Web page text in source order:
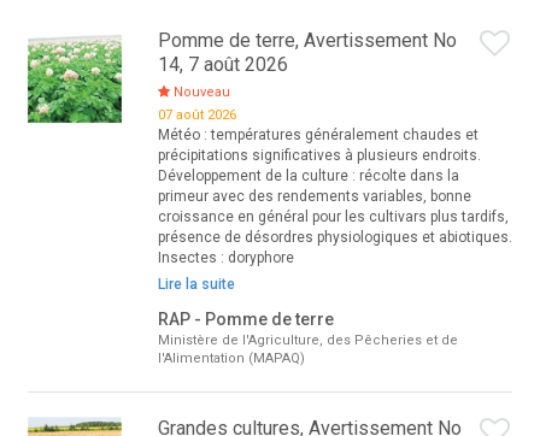
Pomme de terre, Avertissement No
14, 7 août 2026
Nouveau
07 août 2026
Météo : températures généralement chaudes et
précipitations significatives à plusieurs endroits.
Développement de la culture : récolte dans la
primeur avec des rendements variables, bonne
croissance en général pour les cultivars plus tardifs,
présence de désordres physiologiques et abiotiques.
Insectes : doryphore
Lire la suite
RAP - Pomme de terre
Ministère de l'Agriculture, des Pêcheries et de
l'Alimentation (MAPAQ)
Grandes cultures, Avertissement No